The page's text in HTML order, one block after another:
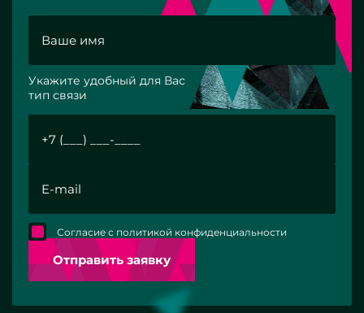
Укажите удобный для Вас
тип связи
Отправить заявку
Согласие с политикой конфиденциальности